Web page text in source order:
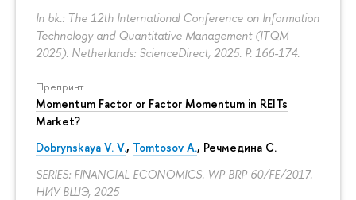
In bk.: The 12th International Conference on Information
Technology and Quantitative Management (ITQM
2025). Netherlands: ScienceDirect, 2025. P. 166-174.
Препринт
Momentum Factor or Factor Momentum in REITs
Market?
Dobrynskaya V. V., Tomtosov A., Речмедина С.
SERIES: FINANCIAL ECONOMICS. WP BRP 60/FE/2017.
НИУ ВШЭ, 2025